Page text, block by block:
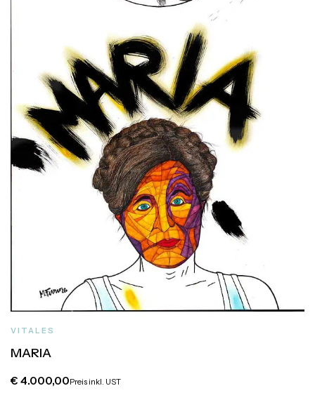
VITALES
MARIA
€ 4.000,00Preis inkl. UST